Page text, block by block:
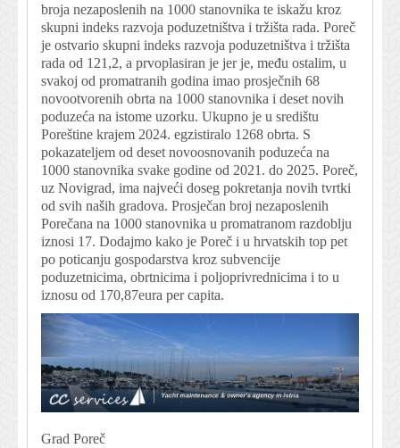
broja nezaposlenih na 1000 stanovnika te iskažu kroz
skupni indeks razvoja poduzetništva i tržišta rada. Poreč
je ostvario skupni indeks razvoja poduzetništva i tržišta
rada od 121,2, a prvoplasiran je jer je, među ostalim, u
svakoj od promatranih godina imao prosječnih 68
novootvorenih obrta na 1000 stanovnika i deset novih
poduzeća na istome uzorku. Ukupno je u središtu
Poreštine krajem 2024. egzistiralo 1268 obrta. S
pokazateljem od deset novoosnovanih poduzeća na
1000 stanovnika svake godine od 2021. do 2025. Poreč,
uz Novigrad, ima najveći doseg pokretanja novih tvrtki
od svih naših gradova. Prosječan broj nezaposlenih
Porečana na 1000 stanovnika u promatranom razdoblju
iznosi 17. Dodajmo kako je Poreč i u hrvatskih top pet
po poticanju gospodarstva kroz subvencije
poduzetnicima, obrtnicima i poljoprivrednicima i to u
iznosu od 170,87eura per capita.
Grad Poreč